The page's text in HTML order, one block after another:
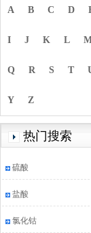
A B C D
I J K L
Q R S T
Y Z
热门搜索
硫酸
盐酸
氯化钴